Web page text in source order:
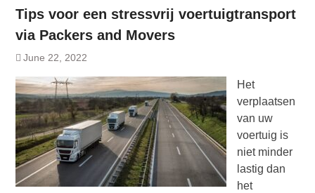
Tips voor een stressvrij voertuigtransport
via Packers and Movers
June 22, 2022
Het
verplaatsen
van uw
voertuig is
niet minder
lastig dan
het